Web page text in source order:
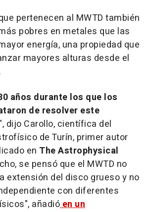
pertenecen al MWTD también
pobres en metales que las
energía, una propiedad que
mayores alturas desde el
años durante los que los
de resolver este
", dijo Carollo, científica del
de Turín, primer autor
en The Astrophysical
se pensó que el MWTD no
extensión del disco grueso y no
con diferentes
añadióen un